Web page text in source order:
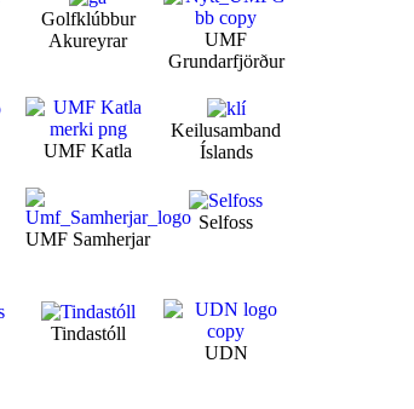
Golfklúbbur
Akureyrar
UMF
Grundarfjörður
UMF Katla
Keilusamband
Íslands
UMF Samherjar
Selfoss
Tindastóll
UDN